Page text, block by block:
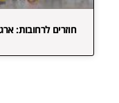
חוזרים לרחובות: